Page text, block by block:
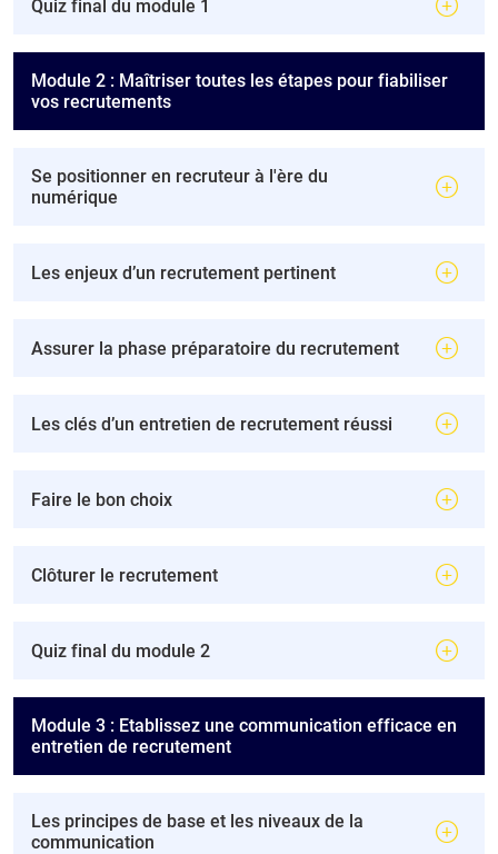
Quiz final du module 1
Module 2 : Maîtriser toutes les étapes pour fiabiliser
vos recrutements
Se positionner en recruteur à l'ère du
numérique
Les enjeux d’un recrutement pertinent
Assurer la phase préparatoire du recrutement
Les clés d’un entretien de recrutement réussi
Faire le bon choix
Clôturer le recrutement
Quiz final du module 2
Module 3 : Etablissez une communication efficace en
entretien de recrutement
Les principes de base et les niveaux de la
communication